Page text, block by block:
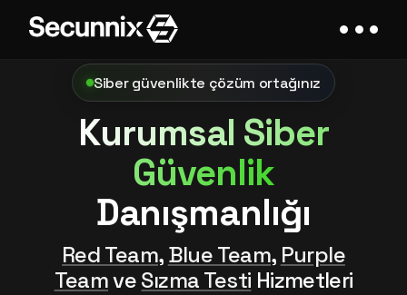
Siber güvenlikte çözüm ortağınız
Kurumsal Siber
Güvenlik
Danışmanlığı
Red Team,Blue Team, Purple
TeamveSızma Testi Hizmetleri